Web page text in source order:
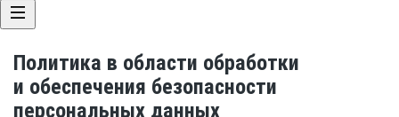
Политика в области обработки
и обеспечения безопасности
персональных данных